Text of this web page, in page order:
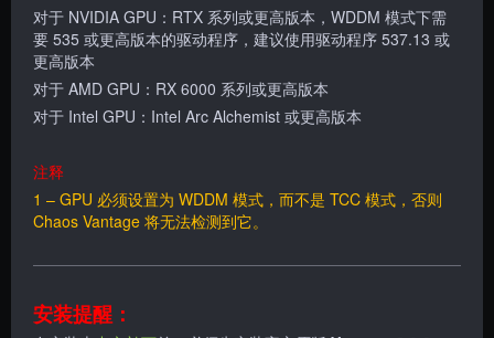
对于 NVIDIA GPU：RTX 系列或更高版本，WDDM 模式下需
要 535 或更高版本的驱动程序，建议使用驱动程序 537.13 或
更高版本
对于 AMD GPU：RX 6000 系列或更高版本
对于 Intel GPU：Intel Arc Alchemist 或更高版本
注释
1 – GPU 必须设置为 WDDM 模式，而不是 TCC 模式，否则
Chaos Vantage 将无法检测到它。
安装提醒：